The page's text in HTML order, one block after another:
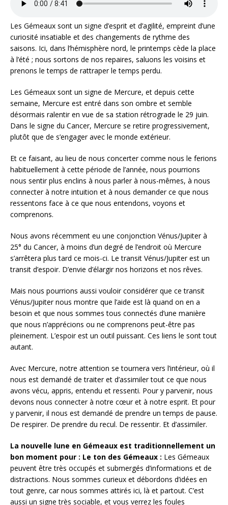
Les Gémeaux sont un signe d’esprit et d’agilité, empreint d’une
curiosité insatiable et des changements de rythme des
saisons. Ici, dans l’hémisphère nord, le printemps cède la place
à l’été ; nous sortons de nos repaires, saluons les voisins et
prenons le temps de rattraper le temps perdu.
Les Gémeaux sont un signe de Mercure, et depuis cette
semaine, Mercure est entré dans son ombre et semble
désormais ralentir en vue de sa station rétrograde le 29 juin.
Dans le signe du Cancer, Mercure se retire progressivement,
plutôt que de s’engager avec le monde extérieur.
Et ce faisant, au lieu de nous concerter comme nous le ferions
habituellement à cette période de l’année, nous pourrions
nous sentir plus enclins à nous parler à nous-mêmes, à nous
connecter à notre intuition et à nous demander ce que nous
ressentons face à ce que nous entendons, voyons et
comprenons.
Nous avons récemment eu une conjonction Vénus/Jupiter à
25° du Cancer, à moins d’un degré de l’endroit où Mercure
s’arrêtera plus tard ce mois-ci. Le transit Vénus/Jupiter est un
transit d’espoir. D’envie d’élargir nos horizons et nos rêves.
Mais nous pourrions aussi vouloir considérer que ce transit
Vénus/Jupiter nous montre que l’aide est là quand on en a
besoin et que nous sommes tous connectés d’une manière
que nous n’apprécions ou ne comprenons peut-être pas
pleinement. L’espoir est un outil puissant. Ces liens le sont tout
autant.
Avec Mercure, notre attention se tournera vers l’intérieur, où il
nous est demandé de traiter et d’assimiler tout ce que nous
avons vécu, appris, entendu et ressenti. Pour y parvenir, nous
devons nous connecter à notre cœur et à notre esprit. Et pour
y parvenir, il nous est demandé de prendre un temps de pause.
De respirer. De prendre du recul. De ressentir. Et d’assimiler.
La nouvelle lune en Gémeaux est traditionnellement un
bon moment pour : Le ton des Gémeaux : Les Gémeaux
peuvent être très occupés et submergés d’informations et de
distractions. Nous sommes curieux et débordons d’idées en
tout genre, car nous sommes attirés ici, là et partout. C’est
aussi un signe très sociable, et vous verrez les foules